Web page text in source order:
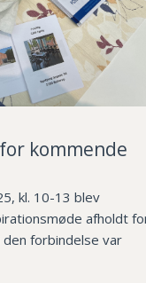
kommende
kl. 10-13 blev
afholdt
forbindelse var